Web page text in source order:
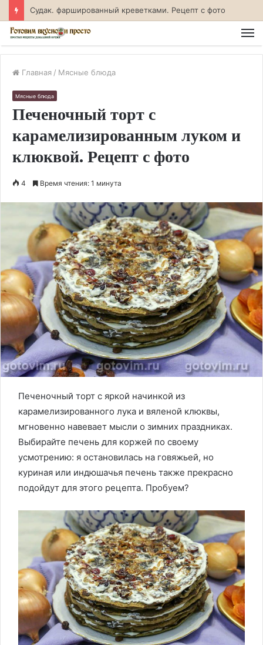
Главная / Мясные блюда
Мясные блюда
Печеночный торт с
карамелизированным луком и
клюквой. Рецепт с фото
4 Время чтения: 1 минута
Печеночный торт с яркой начинкой из
карамелизированного лука и вяленой клюквы,
мгновенно навевает мысли о зимних праздниках.
Выбирайте печень для коржей по своему
усмотрению: я остановилась на говяжьей, но
куриная или индюшачья печень также прекрасно
подойдут для этого рецепта. Пробуем?